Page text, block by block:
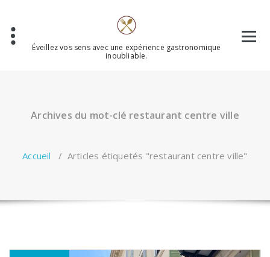
contenu
Éveillez vos sens avec une expérience gastronomique
inoubliable.
Archives du mot-clé restaurant centre ville
Accueil / Articles étiquetés "restaurant centre ville"